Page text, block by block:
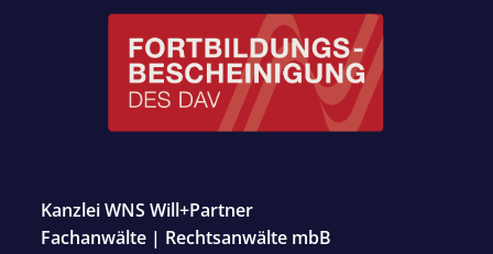
Kanzlei WNS Will+Partner
Fachanwälte | Rechtsanwälte mbB